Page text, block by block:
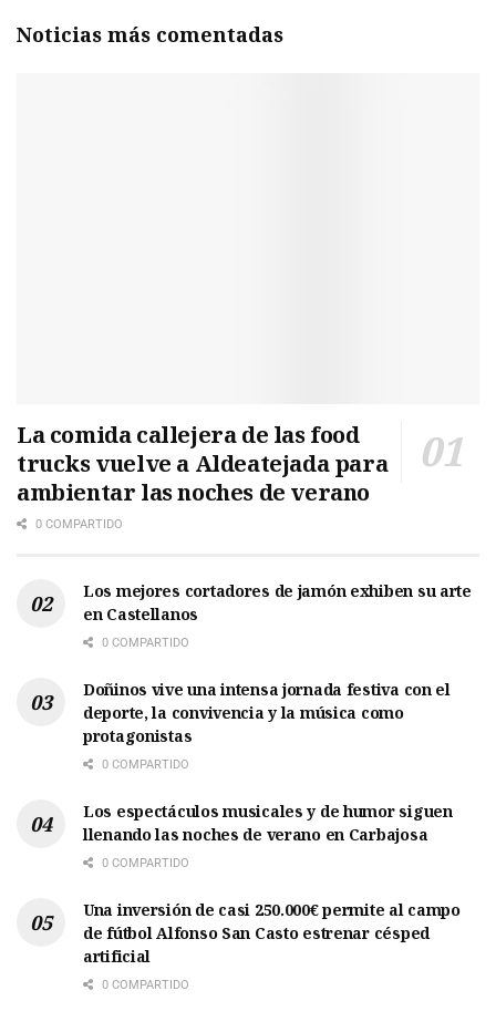
Noticias más comentadas
La comida callejera de las food
trucks vuelve a Aldeatejada para
ambientar las noches de verano
0 COMPARTIDO
Los mejores cortadores de jamón exhiben su arte
en Castellanos
0 COMPARTIDO
Doñinos vive una intensa jornada festiva con el
deporte, la convivencia y la música como
protagonistas
0 COMPARTIDO
Los espectáculos musicales y de humor siguen
llenando las noches de verano en Carbajosa
0 COMPARTIDO
Una inversión de casi 250.000€ permite al campo
de fútbol Alfonso San Casto estrenar césped
artificial
0 COMPARTIDO